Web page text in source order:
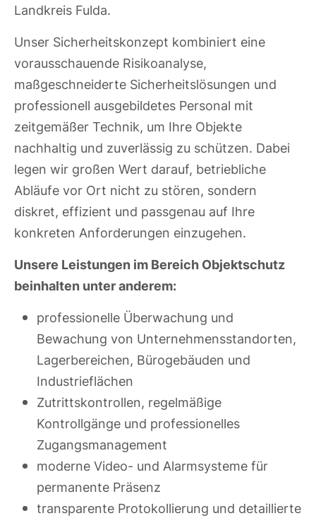
Landkreis Fulda.
Unser Sicherheitskonzept kombiniert eine
vorausschauende Risikoanalyse,
maßgeschneiderte Sicherheitslösungen und
professionell ausgebildetes Personal mit
zeitgemäßer Technik, um Ihre Objekte
nachhaltig und zuverlässig zu schützen. Dabei
legen wir großen Wert darauf, betriebliche
Abläufe vor Ort nicht zu stören, sondern
diskret, effizient und passgenau auf Ihre
konkreten Anforderungen einzugehen.
Unsere Leistungen im Bereich Objektschutz
beinhalten unter anderem:
professionelle Überwachung und
Bewachung von Unternehmensstandorten,
Lagerbereichen, Bürogebäuden und
Industrieflächen
Zutrittskontrollen, regelmäßige
Kontrollgänge und professionelles
Zugangsmanagement
moderne Video- und Alarmsysteme für
permanente Präsenz
transparente Protokollierung und detaillierte